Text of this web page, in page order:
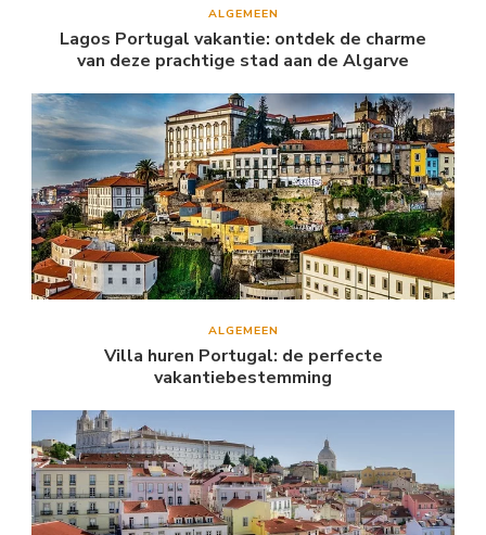
ALGEMEEN
Lagos Portugal vakantie: ontdek de charme
van deze prachtige stad aan de Algarve
ALGEMEEN
Villa huren Portugal: de perfecte
vakantiebestemming